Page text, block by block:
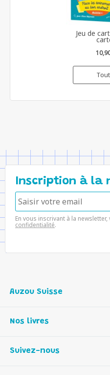
Jeu de
Inscription à la
En vous inscrivant à la
confidentialité.
Auzou Suisse
Notre histoire
Contactez-nous
Nos livres
Livres enfants
Suivez-nous